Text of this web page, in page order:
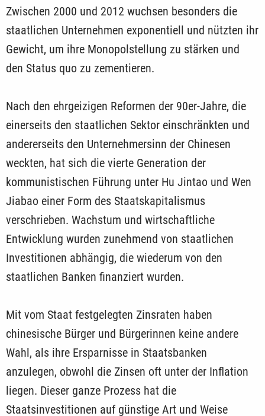
Zwischen 2000 und 2012 wuchsen besonders die
staatlichen Unternehmen exponentiell und nützten ihr
Gewicht, um ihre Monopolstellung zu stärken und
den Status quo zu zementieren.
Nach den ehrgeizigen Reformen der 90er-Jahre, die
einerseits den staatlichen Sektor einschränkten und
andererseits den Unternehmersinn der Chinesen
weckten, hat sich die vierte Generation der
kommunistischen Führung unter Hu Jintao und Wen
Jiabao einer Form des Staatskapitalismus
verschrieben. Wachstum und wirtschaftliche
Entwicklung wurden zunehmend von staatlichen
Investitionen abhängig, die wiederum von den
staatlichen Banken finanziert wurden.
Mit vom Staat festgelegten Zinsraten haben
chinesische Bürger und Bürgerinnen keine andere
Wahl, als ihre Ersparnisse in Staatsbanken
anzulegen, obwohl die Zinsen oft unter der Inflation
liegen. Dieser ganze Prozess hat die
Staatsinvestitionen auf günstige Art und Weise